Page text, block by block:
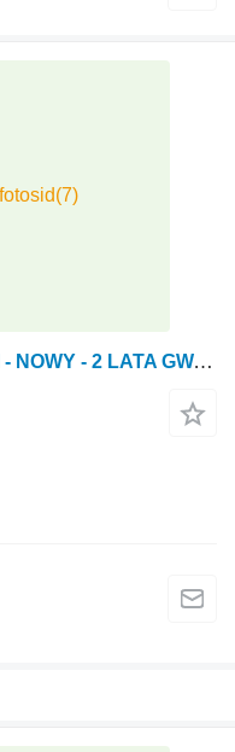
Bednar OMEGA OO 6000 FERTI - NOWY - 2 LATA GWARANCJI - NAWOŻENIE